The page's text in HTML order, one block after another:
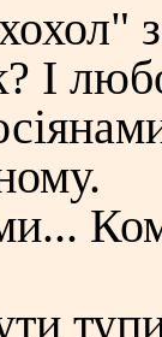
І